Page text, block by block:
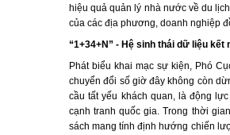
hiệu quả quản lý nhà nước về du
của các địa phương, doanh nghiệp
“1+34+N” - Hệ sinh thái dữ liệu
Phát biểu khai mạc sự kiện, Phó
chuyển đổi số giờ đây không còn
cầu tất yếu khách quan, là động
cạnh tranh quốc gia. Trong thời
sách mang tính định hướng chiến